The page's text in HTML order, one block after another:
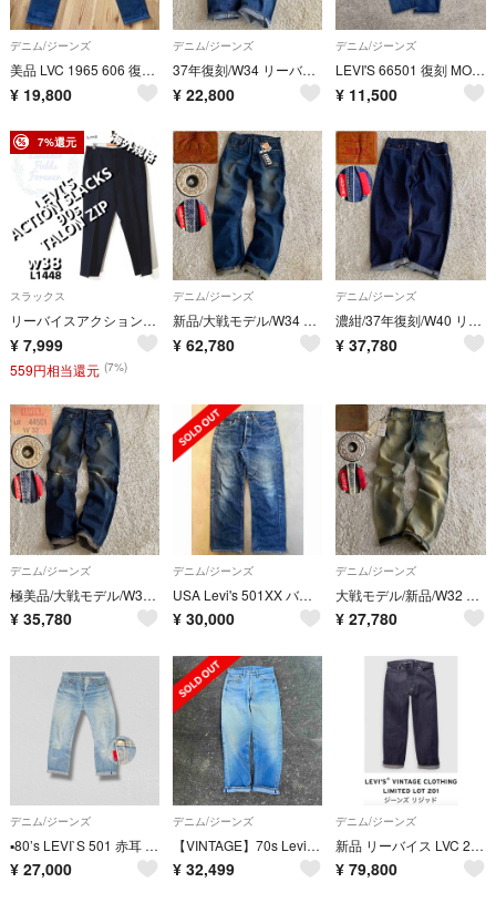
デニム/ジーンズ
美品 LVC 1965 606 復刻 スーパースリム W30 L32 レアモデル
¥ 19,800
デニム/ジーンズ
37年復刻/W34 リーバイス 501XX 片面ビッグE 赤耳 尾錠 鬼ヒゲ
¥ 22,800
デニム/ジーンズ
LEVI'S 66501 復刻 MODEL CRUSHED DENIM
¥ 11,500
7%還元
スラックス
リーバイスアクションスラックスパンツL1448△ w38タロン90sアメリカ古着
¥ 7,999
559円相当還元 (7%)
デニム/ジーンズ
新品/大戦モデル/W34 リーバイス S501XX 片面ビッグE 赤耳 月桂樹
¥ 62,780
デニム/ジーンズ
濃紺/37年復刻/W40 リーバイス 501XX 片面ビッグE 赤耳デニム 尾錠
¥ 37,780
デニム/ジーンズ
極美品/大戦モデル/W32 リーバイス S501XX 片面ビッグE 赤耳 鬼ヒゲ
¥ 35,780
デニム/ジーンズ
USA Levi's 501XX バレンシア製 90s アメリカ製 w32 55
¥ 30,000
デニム/ジーンズ
大戦モデル/新品/W32 リーバイス S501XX 片面bigE コーンデニム
¥ 27,780
デニム/ジーンズ
▪️80’s LEVI`S 501 赤耳 黒カン Rタブ 66後期 524 w28
¥ 27,000
デニム/ジーンズ
【VINTAGE】70s Levis 501 "Late 66" 早い者勝ち
¥ 32,499
デニム/ジーンズ
新品 リーバイス LVC 201 限定 ジーンズ トートバッグ付 シンチバック
¥ 79,800